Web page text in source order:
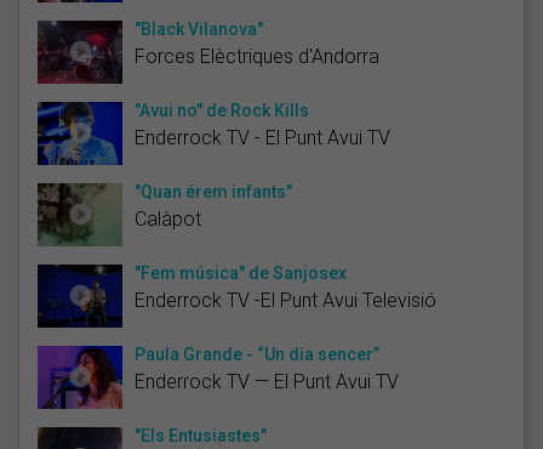
"Black Vilanova"
Forces Elèctriques d'Andorra
"Avui no" de Rock Kills
Enderrock TV - El Punt Avui TV
"Quan érem infants"
Calàpot
"Fem música" de Sanjosex
Enderrock TV -El Punt Avui Televisió
Paula Grande - “Un dia sencer”
Enderrock TV — El Punt Avui TV
"Els Entusiastes"